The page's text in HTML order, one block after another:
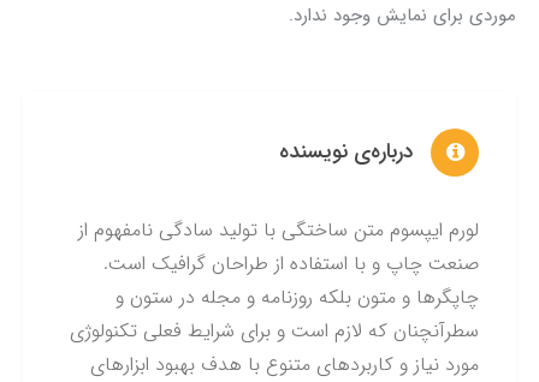
موردی برای نمایش وجود ندارد.
درباره‌ی نویسنده
لورم ایپسوم متن ساختگی با تولید سادگی نامفهوم از
صنعت چاپ و با استفاده از طراحان گرافیک است.
چاپگرها و متون بلکه روزنامه و مجله در ستون و
سطرآنچنان که لازم است و برای شرایط فعلی تکنولوژی
مورد نیاز و کاربردهای متنوع با هدف بهبود ابزارهای